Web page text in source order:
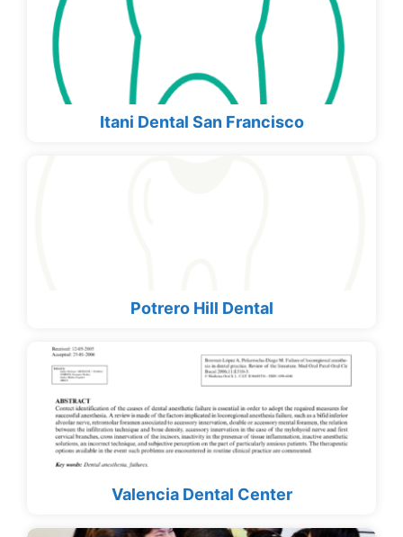
Itani Dental San Francisco
Potrero Hill Dental
Valencia Dental Center